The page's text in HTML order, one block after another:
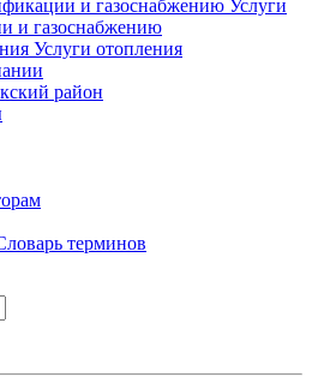
и газоснабжению Услуги
и газоснабжению
Услуги отопления
район
терминов